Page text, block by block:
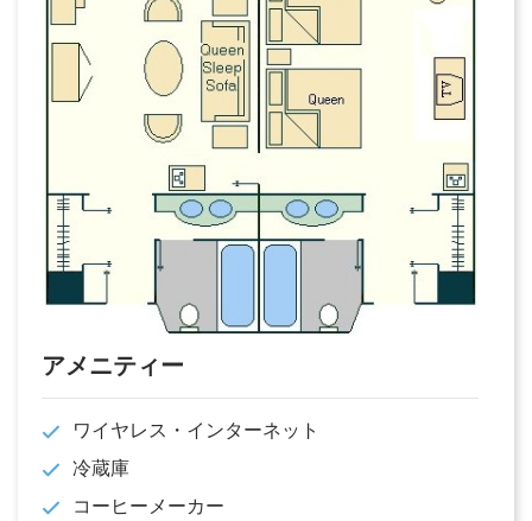
アメニティー
ワイヤレス・インターネット
冷蔵庫
コーヒーメーカー